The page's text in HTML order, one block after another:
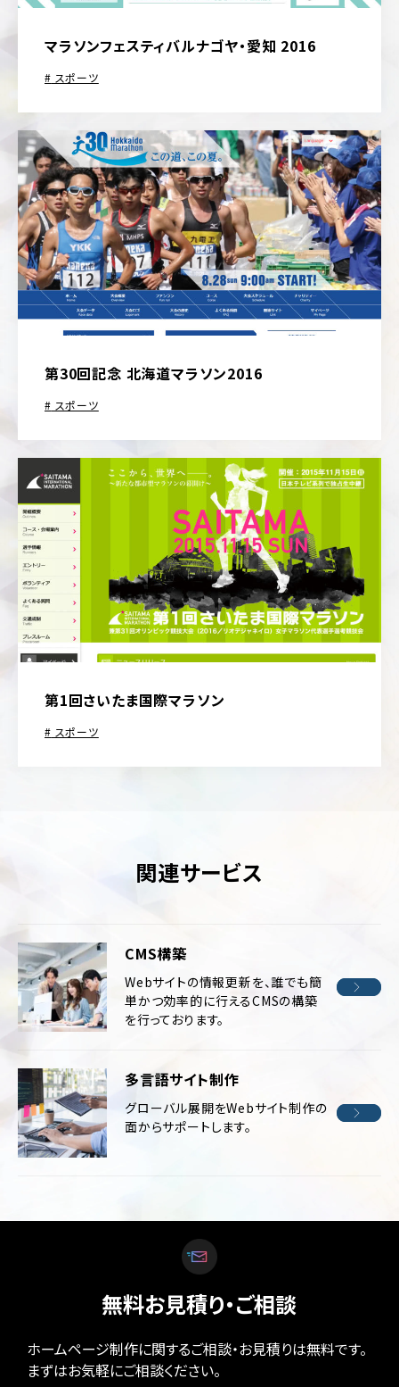
マラソンフェスティバルナゴヤ・愛知 2016
スポーツ
第30回記念 北海道マラソン2016
スポーツ
第1回さいたま国際マラソン
スポーツ
関連サービス
CMS構築
Webサイトの情報更新を、誰でも簡
単かつ効率的に行えるCMSの構築
を行っております。
多言語サイト制作
グローバル展開をWebサイト制作の
面からサポートします。
無料お見積り・ご相談
ホームページ制作に関するご相談・お見積りは無料です。
まずはお気軽にご相談ください。